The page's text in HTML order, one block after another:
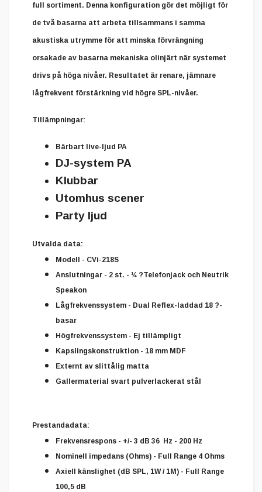
full sortiment. Denna konfiguration gör det möjligt för
de två basarna att arbeta tillsammans i samma
akustiska utrymme för att minska förvrängning
orsakade av basarna mekaniska olinjärt när systemet
drivs på höga nivåer. Resultatet är renare, jämnare
lågfrekvent förstärkning vid högre SPL-nivåer.
Tillämpningar:
Bärbart live-ljud PA
DJ-system PA
Klubbar
Utomhus scener
Party ljud
Utvalda data:
Modell - CVi-218S
Anslutningar - 2 st. - ¼ ?Telefonjack och Neutrik
Speakon
Lågfrekvenssystem - Dual Reflex-laddad 18 ?-
basar
Högfrekvenssystem - Ej tillämpligt
Kapslingskonstruktion - 18 mm MDF
Externt av slittålig matta
Gallermaterial svart pulverlackerat stål
Prestandadata:
Frekvensrespons - +/- 3 dB 36 Hz - 200 Hz
Nominell impedans (Ohms) - Full Range 4 Ohms
Axiell känslighet (dB SPL, 1W / 1M) - Full Range
100,5 dB